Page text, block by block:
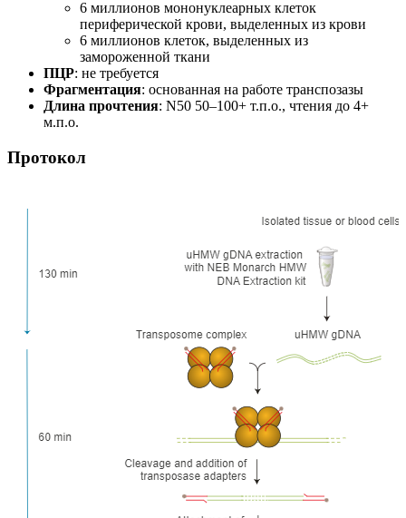
6 миллионов мононуклеарных клеток
периферической крови, выделенных из крови
6 миллионов клеток, выделенных из
замороженной ткани
ПЦР: не требуется
Фрагментация: основанная на работе транспозазы
Длина прочтения: N50 50–100+ т.п.о., чтения до 4+
м.п.о.
Протокол